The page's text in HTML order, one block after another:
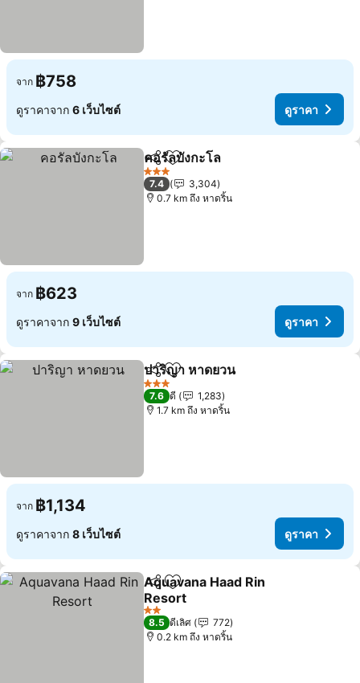
จาก ฿758
ดูราคาจาก 6 เว็บไซต์ ดูราคา
แชร์ เพิ่มในรายการโปรด
คอรัลบังกะโล
3 ดาว
7.4
3,304
0.7 km ถึง หาดริ้น
จาก ฿623
ดูราคาจาก 9 เว็บไซต์ ดูราคา
แชร์ เพิ่มในรายการโปรด
ปาริญา หาดยวน
3 ดาว
7.6 ดี
1,283
1.7 km ถึง หาดริ้น
จาก ฿1,134
ดูราคาจาก 8 เว็บไซต์ ดูราคา
แชร์ เพิ่มในรายการโปรด
Aquavana Haad Rin
Resort
2 ดาว
8.5 ดีเลิศ
772
0.2 km ถึง หาดริ้น